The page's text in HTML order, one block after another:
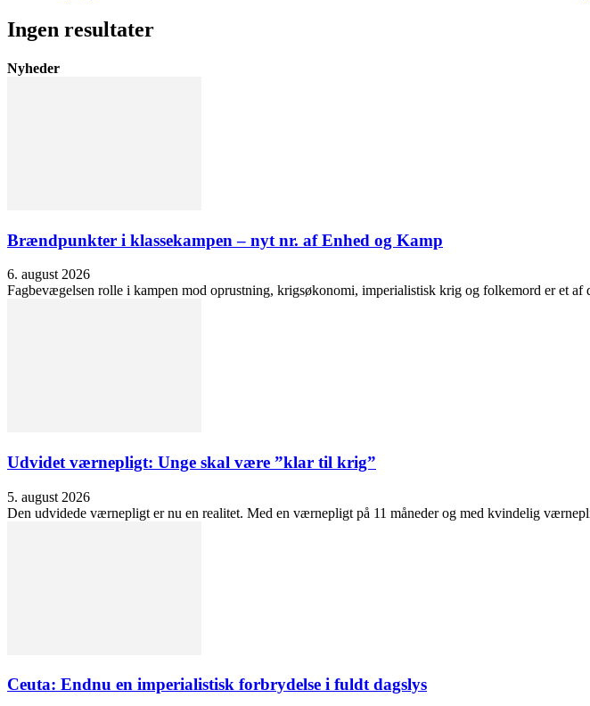
Ingen resultater
Nyheder
Brændpunkter i klassekampen – nyt nr. af Enhed og Kamp
6. august 2026
Fagbevægelsen rolle i kampen mod oprustning, krigsøkonomi, imperialistisk krig og folkemord er et af
Udvidet værnepligt: Unge skal være ”klar til krig”
5. august 2026
Den udvidede værnepligt er nu en realitet. Med en værnepligt på 11 måneder og med kvindelig
Ceuta: Endnu en imperialistisk forbrydelse i fuldt dagslys